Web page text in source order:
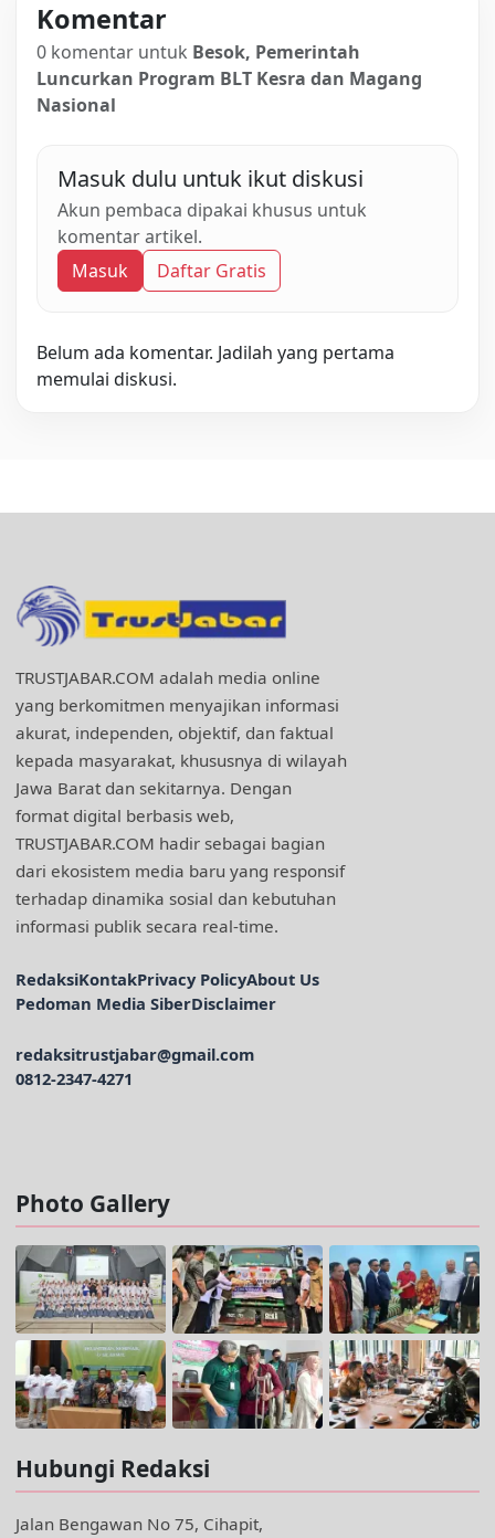
Komentar
0 komentar untuk Besok, Pemerintah
Luncurkan Program BLT Kesra dan Magang
Nasional
Masuk dulu untuk ikut diskusi
Akun pembaca dipakai khusus untuk
komentar artikel.
Masuk
Daftar Gratis
Belum ada komentar. Jadilah yang pertama
memulai diskusi.
TRUSTJABAR.COM adalah media online
yang berkomitmen menyajikan informasi
akurat, independen, objektif, dan faktual
kepada masyarakat, khususnya di wilayah
Jawa Barat dan sekitarnya. Dengan
format digital berbasis web,
TRUSTJABAR.COM hadir sebagai bagian
dari ekosistem media baru yang responsif
terhadap dinamika sosial dan kebutuhan
informasi publik secara real-time.
RedaksiKontakPrivacy PolicyAbout Us
Pedoman Media SiberDisclaimer
redaksitrustjabar@gmail.com
0812-2347-4271
Photo Gallery
Hubungi Redaksi
Jalan Bengawan No 75, Cihapit,